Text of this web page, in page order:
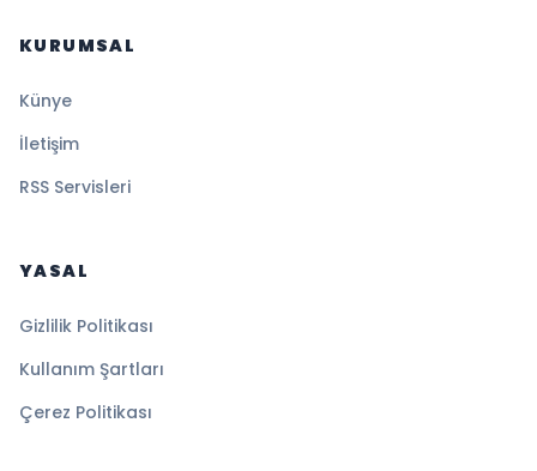
KURUMSAL
Künye
İletişim
RSS Servisleri
YASAL
Gizlilik Politikası
Kullanım Şartları
Çerez Politikası